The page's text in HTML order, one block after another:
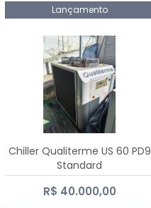
Lançamento
Chiller Qualiterme US 60 PD9
Standard
R$ 40.000,00